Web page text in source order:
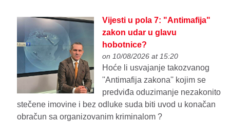
Vijesti u pola 7: "Antimafija"
zakon udar u glavu
hobotnice?
on 10/08/2026 at 15:20
Hoće li usvajanje takozvanog
''Antimafija zakona'' kojim se
predviđa oduzimanje nezakonito
stečene imovine i bez odluke suda biti uvod u konačan
obračun sa organizovanim kriminalom ?